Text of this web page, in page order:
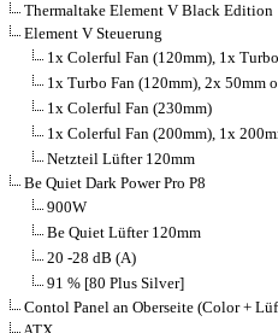
Thermaltake Element V Black Edition
Element V Steuerung
1x Colerful Fan (120mm), 1x
1x Turbo Fan (120mm), 2x 50mm
1x Colerful Fan (230mm)
1x Colerful Fan (200mm), 1x
Netzteil Lüfter 120mm
Be Quiet Dark Power Pro P8
900W
Be Quiet Lüfter 120mm
20 -28 dB (A)
91 % [80 Plus Silver]
Contol Panel an Oberseite (Color +